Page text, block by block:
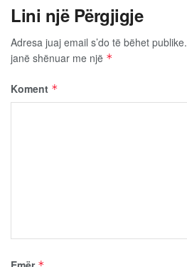
Lini një Përgjigje
Adresa juaj email s’do të bëhet publike.
janë shënuar me një *
Koment *